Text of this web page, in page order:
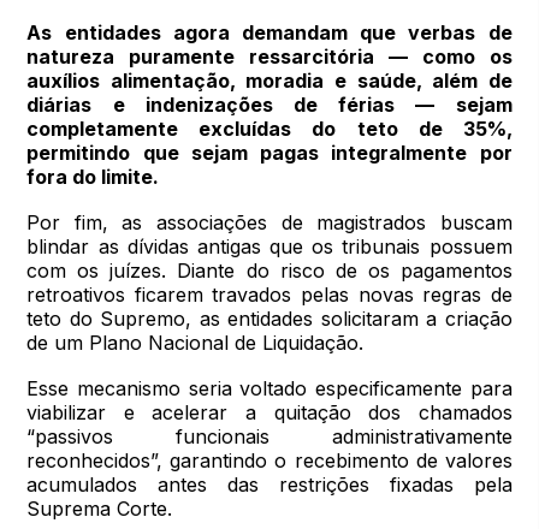
As entidades agora demandam que verbas de
natureza puramente ressarcitória — como os
auxílios alimentação, moradia e saúde, além de
diárias e indenizações de férias — sejam
completamente excluídas do teto de 35%,
permitindo que sejam pagas integralmente por
fora do limite.
Por fim, as associações de magistrados buscam
blindar as dívidas antigas que os tribunais possuem
com os juízes. Diante do risco de os pagamentos
retroativos ficarem travados pelas novas regras de
teto do Supremo, as entidades solicitaram a criação
de um Plano Nacional de Liquidação.
Esse mecanismo seria voltado especificamente para
viabilizar e acelerar a quitação dos chamados
“passivos funcionais administrativamente
reconhecidos”, garantindo o recebimento de valores
acumulados antes das restrições fixadas pela
Suprema Corte.